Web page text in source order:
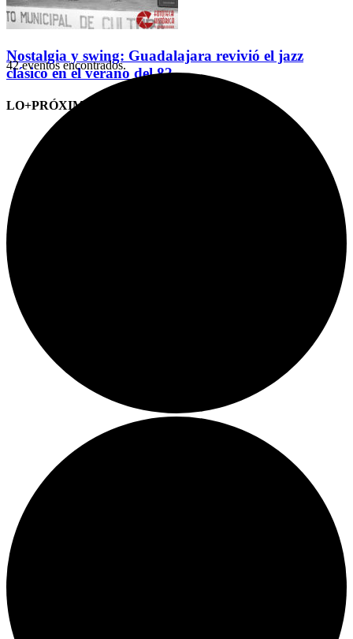
Nostalgia y swing: Guadalajara revivió el jazz
clásico en el verano del 82
LO+PRÓXIMO (CITAS)
42 eventos encontrados.